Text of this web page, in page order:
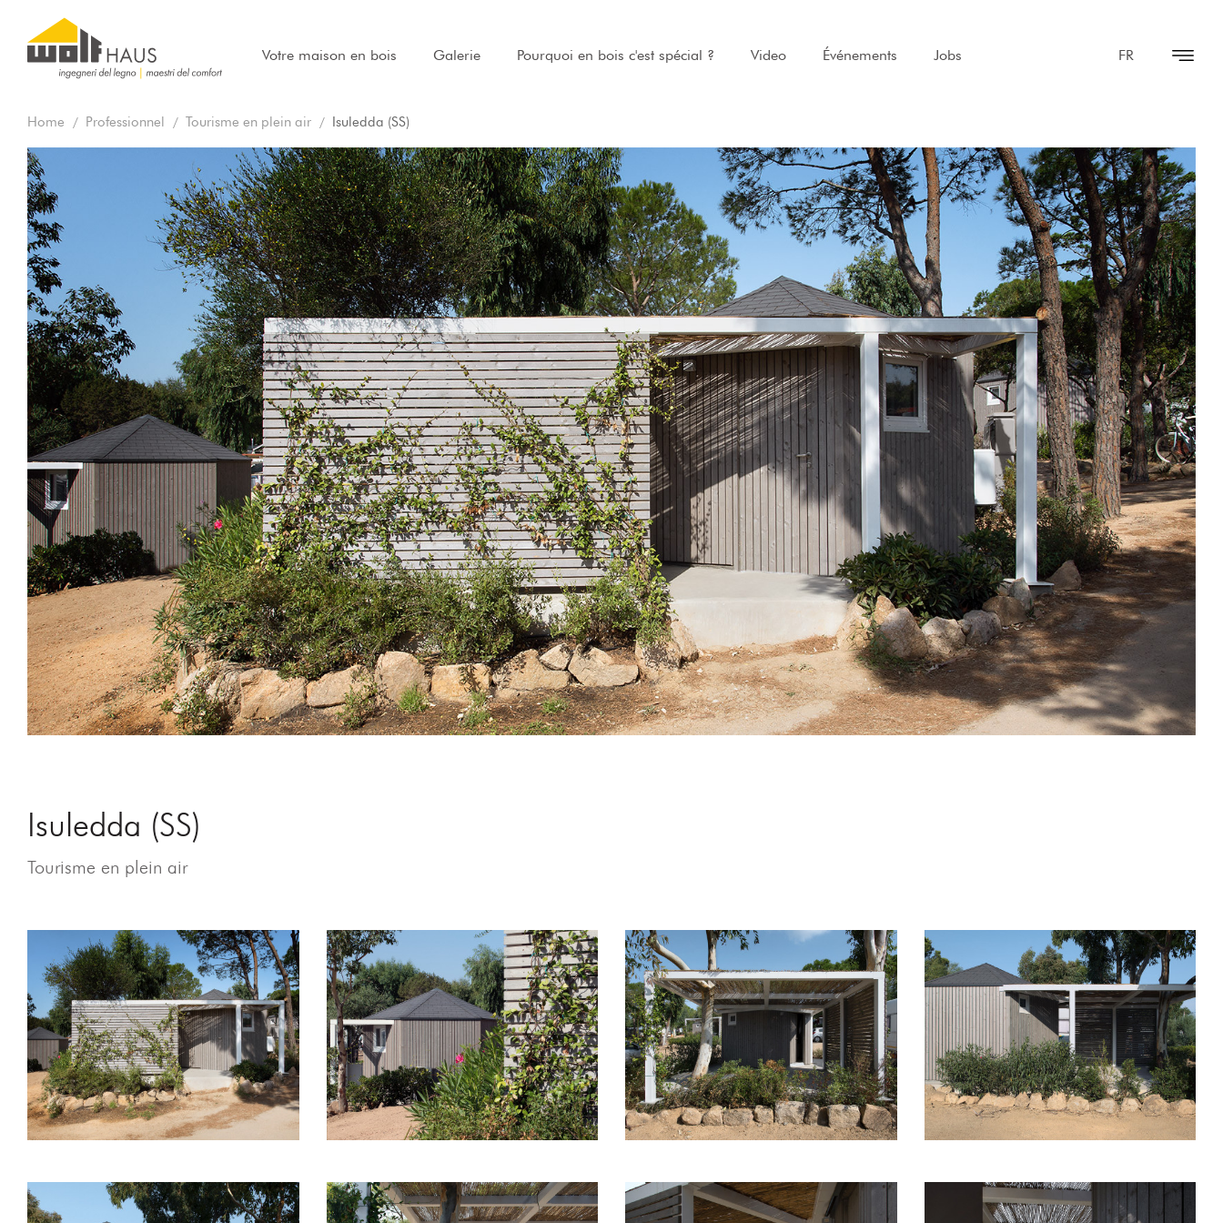
Votre maison en bois Galerie Pourquoi en bois c'est spécial ? Video Événements Jobs FR
Home Professionnel Tourisme en plein air Isuledda (SS)
Isuledda (SS)
Tourisme en plein air